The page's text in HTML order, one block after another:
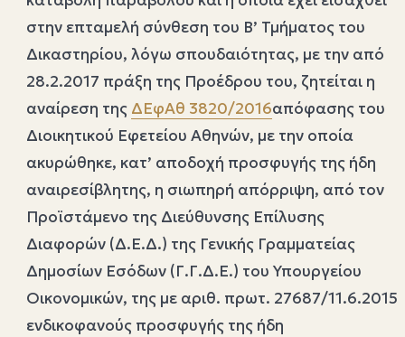
στην επταμελή σύνθεση του Β’ Τμήματος του
Δικαστηρίου, λόγω σπουδαιότητας, με την από
28.2.2017 πράξη της Προέδρου του, ζητείται η
αναίρεση της ΔEφΑθ 3820/2016απόφασης του
Διοικητικού Εφετείου Αθηνών, με την οποία
ακυρώθηκε, κατ’ αποδοχή προσφυγής της ήδη
αναιρεσίβλητης, η σιωπηρή απόρριψη, από τον
Προϊστάμενο της Διεύθυνσης Επίλυσης
Διαφορών (Δ.Ε.Δ.) της Γενικής Γραμματείας
Δημοσίων Εσόδων (Γ.Γ.Δ.Ε.) του Υπουργείου
Οικονομικών, της με αριθ. πρωτ. 27687/11.6.2015
ενδικοφανούς προσφυγής της ήδη